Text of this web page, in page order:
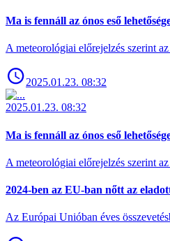
Ma is fennáll az ónos eső
A meteorológiai előrejelzés szerint
2025.01.23. 08:32
2025.01.23. 08:32
Ma is fennáll az ónos eső
A meteorológiai előrejelzés szerint
2024-ben az EU-ban nőtt az
Az Európai Unióban éves